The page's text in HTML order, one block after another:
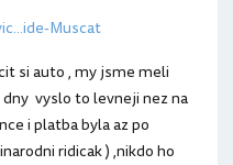
Muscat
si auto , my jsme meli
vyslo to levneji nez na
i platba byla az po
ridicak ) ,nikdo ho